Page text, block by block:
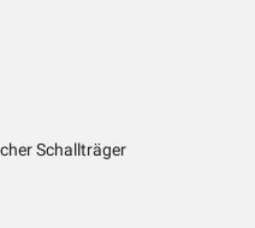
Schallträger